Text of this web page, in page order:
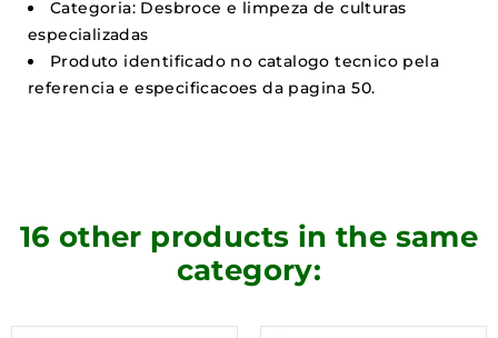
Categoria: Desbroce e limpeza de culturas
especializadas
Produto identificado no catalogo tecnico pela
referencia e especificacoes da pagina 50.
16 other products in the same
category: